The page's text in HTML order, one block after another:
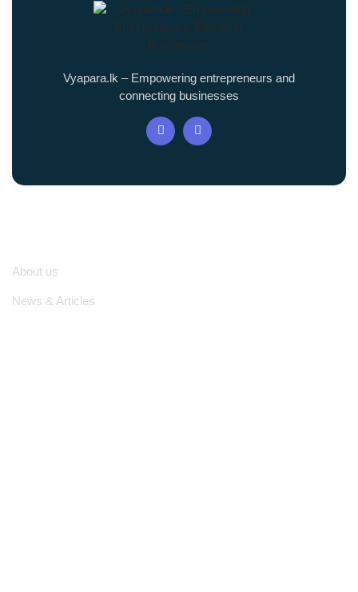
Vyapara.lk – Empowering entrepreneurs and
connecting businesses
About us
News & Articles